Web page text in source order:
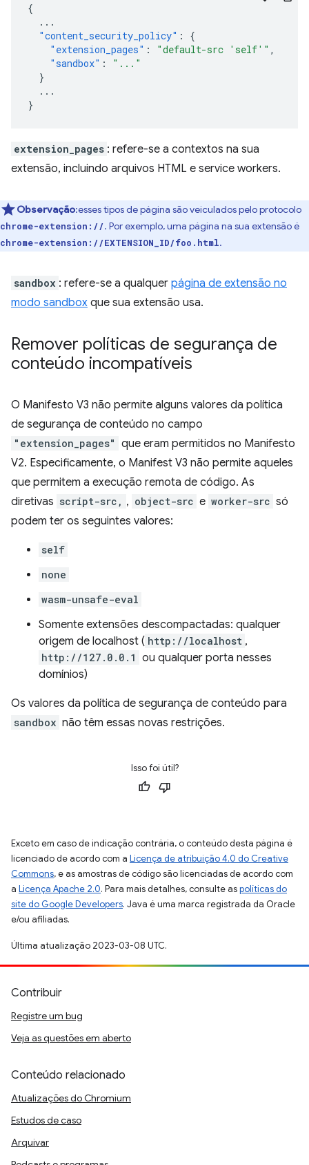
{
...
"content_security_policy" :
{
"extension_pages" : "default-src 'self'" ,
"sandbox" :
"..."
}
...
}
extension_pages : refere-se a contextos na sua
extensão, incluindo arquivos HTML e service workers.
Observação:esses tipos de página são veiculados pelo protocolo
chrome-extension://. Por exemplo, uma página na sua extensão é
chrome-extension://EXTENSION_ID/foo.html.
sandbox : refere-se a qualquer página de extensão no
modo sandbox que sua extensão usa.
Remover políticas de segurança de
conteúdo incompatíveis
O Manifesto V3 não permite alguns valores da política
de segurança de conteúdo no campo
"extension_pages" que eram permitidos no Manifesto
V2. Especificamente, o Manifest V3 não permite aqueles
que permitem a execução remota de código. As
diretivas script-src, , object-src e worker-src só
podem ter os seguintes valores:
self
none
wasm-unsafe-eval
Somente extensões descompactadas: qualquer
origem de localhost ( http://localhost ,
http://127.0.0.1 ou qualquer porta nesses
domínios)
Os valores da política de segurança de conteúdo para
sandbox não têm essas novas restrições.
Isso foi útil?
Exceto em caso de indicação contrária, o conteúdo desta página é
licenciado de acordo com a Licença de atribuição 4.0 do Creative
Commons, e as amostras de código são licenciadas de acordo com
a Licença Apache 2.0. Para mais detalhes, consulte aspolíticas do
site do Google Developers. Java é uma marca registrada da Oracle
e/ou afiliadas.
Última atualização 2023-03-08 UTC.
Contribuir
Registre um bug
Veja as questões em aberto
Conteúdo relacionado
Atualizações do Chromium
Estudos de caso
Arquivar